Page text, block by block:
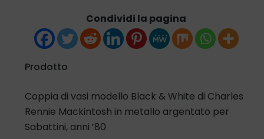
Condividi la pagina
Prodotto
Coppia di vasi modello Black & White di Charles
Rennie Mackintosh in metallo argentato per
Sabattini, anni ’80